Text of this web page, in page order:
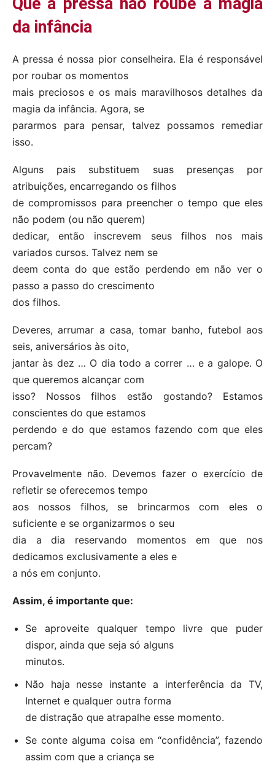
da infância
A pressa é nossa pior conselheira. Ela é responsável
por roubar os momentos
mais preciosos e os mais maravilhosos detalhes da
magia da infância. Agora, se
pararmos para pensar, talvez possamos remediar
isso.
Alguns pais substituem suas presenças por
atribuições, encarregando os filhos
de compromissos para preencher o tempo que eles
não podem (ou não querem)
dedicar, então inscrevem seus filhos nos mais
variados cursos. Talvez nem se
deem conta do que estão perdendo em não ver o
passo a passo do crescimento
dos filhos.
Deveres, arrumar a casa, tomar banho, futebol aos
seis, aniversários às oito,
jantar às dez … O dia todo a correr … e a galope. O
que queremos alcançar com
isso? Nossos filhos estão gostando? Estamos
conscientes do que estamos
perdendo e do que estamos fazendo com que eles
percam?
Provavelmente não. Devemos fazer o exercício de
refletir se oferecemos tempo
aos nossos filhos, se brincarmos com eles o
suficiente e se organizarmos o seu
dia a dia reservando momentos em que nos
dedicamos exclusivamente a eles e
a nós em conjunto.
Assim, é importante que:
Se aproveite qualquer tempo livre que puder
dispor, ainda que seja só alguns
minutos.
Não haja nesse instante a interferência da TV,
Internet e qualquer outra forma
de distração que atrapalhe esse momento.
Se conte alguma coisa em “confidência”, fazendo
assim com que a criança se